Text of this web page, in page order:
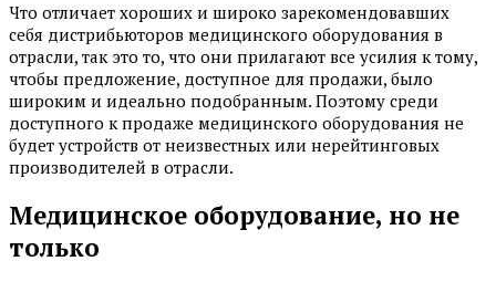
Что отличает хороших и широко зарекомендовавших
себя дистрибьюторов медицинского оборудования в
отрасли, так это то, что они прилагают все усилия к тому,
чтобы предложение, доступное для продажи, было
широким и идеально подобранным. Поэтому среди
доступного к продаже медицинского оборудования не
будет устройств от неизвестных или нерейтинговых
производителей в отрасли.
Медицинское оборудование, но не
только